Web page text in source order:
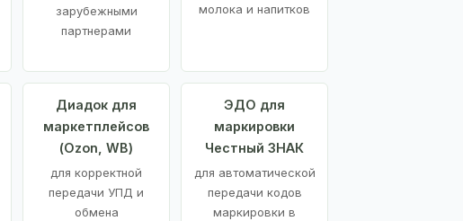
зарубежными
партнерами
молока и напитков
Диадок для
маркетплейсов
(Ozon, WB)
для корректной
передачи УПД и
обмена
ЭДО для
маркировки
Честный ЗНАК
для автоматической
передачи кодов
маркировки в